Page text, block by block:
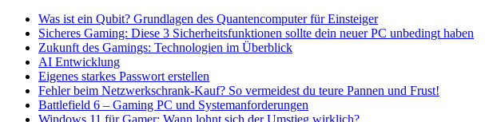
Was ist ein Qubit? Grundlagen des Quantencomputer für Einsteiger
Sicheres Gaming: Diese 3 Sicherheitsfunktionen sollte dein neuer PC unbedingt haben
Zukunft des Gamings: Technologien im Überblick
AI Entwicklung
Eigenes starkes Passwort erstellen
Fehler beim Netzwerkschrank-Kauf? So vermeidest du teure Pannen und Frust!
Battlefield 6 – Gaming PC und Systemanforderungen
Windows 11 für Gamer: Wann lohnt sich der Umstieg wirklich?